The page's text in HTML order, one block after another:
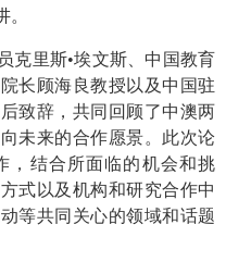
克里斯•埃文斯、中国教育
长顾海良教授以及中国驻
致辞，共同回顾了中澳两
未来的合作愿景。此次论
，结合所面临的机会和挑
式以及机构和研究合作中
等共同关心的领域和话题